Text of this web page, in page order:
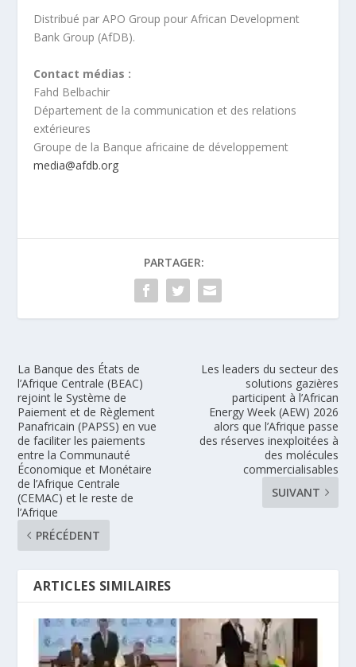
Distribué par APO Group pour African Development
Bank Group (AfDB).
Contact médias :
Fahd Belbachir
Département de la communication et des relations
extérieures
Groupe de la Banque africaine de développement
media@afdb.org
PARTAGER:
La Banque des États de
l’Afrique Centrale (BEAC)
rejoint le Système de
Paiement et de Règlement
Panafricain (PAPSS) en vue
de faciliter les paiements
entre la Communauté
Économique et Monétaire
de l’Afrique Centrale
(CEMAC) et le reste de
l’Afrique
PRÉCÉDENT
Les leaders du secteur des
solutions gazières
participent à l’African
Energy Week (AEW) 2026
alors que l’Afrique passe
des réserves inexploitées à
des molécules
commercialisables
SUIVANT
ARTICLES SIMILAIRES